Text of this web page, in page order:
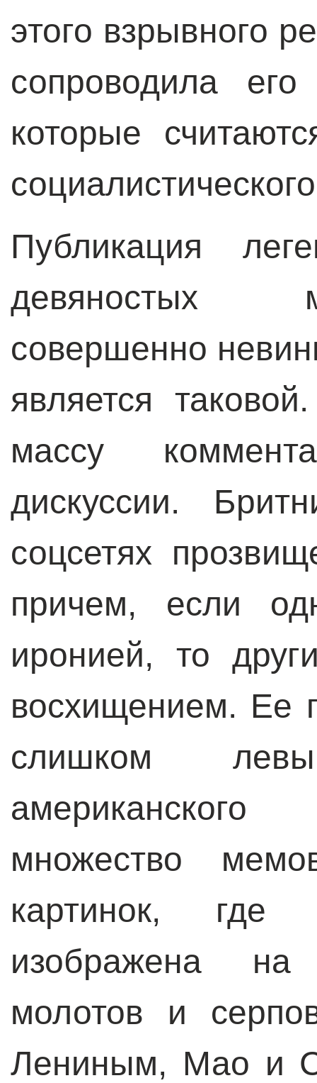
этого взрывного
сопроводила
которые
Публикация
девяностых
совершенно
является
массу
дискуссии.
соцсетях
причем, если
иронией, то
восхищением. Ее
слишком
множество
картинок, где
изображена
молотов и
Лениным, Мао и